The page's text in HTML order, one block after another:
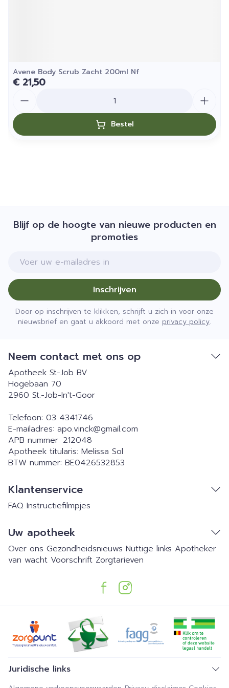
Avene Body Scrub Zacht 200ml Nf
€ 21,50
Bestel
Blijf op de hoogte van nieuwe producten en
promoties
E-mail adres
Inschrijven
Door op inschrijven te klikken, schrijft u zich in voor onze
nieuwsbrief en gaat u akkoord met onze privacy policy.
Neem contact met ons op
Apotheek St-Job BV
Hogebaan 70
2960 St.-Job-In't-Goor
Telefoon: 03 4341746
E-mailadres: apo.vinck@gmail.com
APB nummer: 212048
Apotheek titularis: Melissa Sol
BTW nummer: BE0426532853
Klantenservice
FAQ Instructiefilmpjes
Uw apotheek
Over ons Gezondheidsnieuws Nuttige links Apotheker
van wacht Voorschrift Zorgtarieven
Juridische links